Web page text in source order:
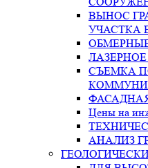
ВЫНОС
УЧАСТКА
СЪЕМКА
Цены на
АНАЛИЗ